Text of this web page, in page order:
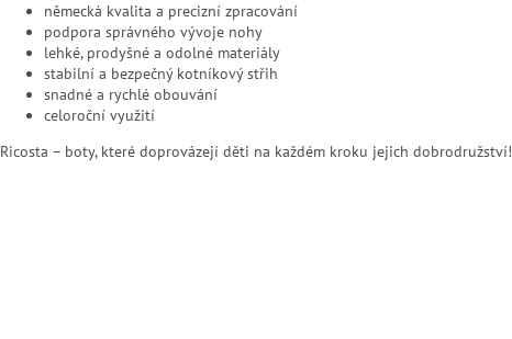
německá kvalita a precizní zpracování
podpora správného vývoje nohy
lehké, prodyšné a odolné materiály
stabilní a bezpečný kotníkový střih
snadné a rychlé obouvání
celoroční využití
Ricosta – boty, které doprovázejí děti na každém kroku jejich dobrodružství!